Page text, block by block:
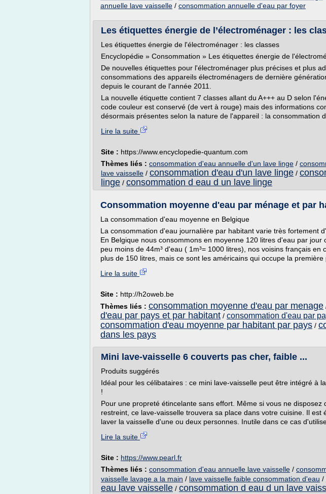
annuelle lave vaisselle / consommation annuelle d'eau par foyer
Les étiquettes énergie de l’électroménager : les
Les étiquettes énergie de l'électroménager : les classes
Encyclopédie » Consommation » Les étiquettes énergie de
De nouvelles étiquettes pour l'électroménager plus précises et plus
consommations des appareils électroménagers de dernière
depuis le courant de l'année 2011.
La nouvelle étiquette contient 7 classes allant du A+++ au D selon
code couleur est conservé (de vert à rouge) mais des informations
désormais présentes selon la nature de l'appareil : la consommation
Lire la suite
Site : https://www.encyclopedie-quantum.com
Thèmes liés : consommation d'eau annuelle d'un lave linge /
lave vaisselle / consommation d'eau d'un lave linge /
linge / consommation d eau d un lave linge
Consommation moyenne d'eau par ménage et par
La consommation d'eau moyenne en Belgique
La consommation d'eau journalière par habitant varie très fortement
En Belgique nous consommons en moyenne 120 litres d'eau par jour
peu moins de 44m³ d'eau ( 1m³= 1000 litres), nos voisins français en
plus de 150 litres, mais ce sont les américains qui occupe la première
Lire la suite
Site : http://h2oweb.be
Thèmes liés : consommation moyenne d'eau par menage
d'eau par pays et par habitant / consommation d'eau par
consommation d'eau moyenne par habitant par pays /
dans les pays
Mini lave-vaisselle 6 couverts pas cher, faible ...
Produits suggérés
Idéal pour les célibataires : ce mini lave-vaisselle peut être intégré à
!
Pour une propreté étincelante sans effort. Même si vous ne disposez
restreint, ce lave-vaisselle trouvera sa place dans votre cuisine. Il est
laver la vaisselle d'une ou deux personnes. Inutile dans ce cas
Lire la suite
Site : https://www.pearl.fr
Thèmes liés : consommation d'eau annuelle lave vaisselle /
vaisselle lavage a la main / lave vaisselle faible consommation d'eau /
eau lave vaisselle / consommation d eau d un lave